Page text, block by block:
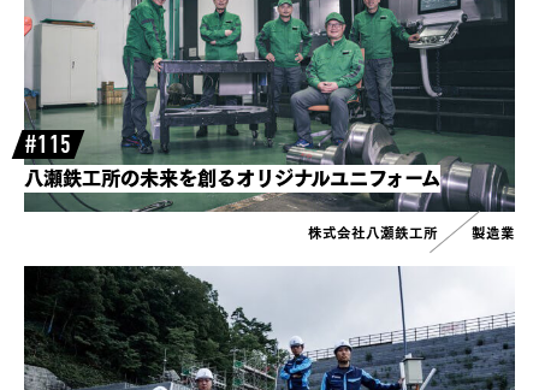
#115
八瀬鉄工所の未来を創るオリジナルユニフォーム
株式会社八瀬鉄工所 製造業